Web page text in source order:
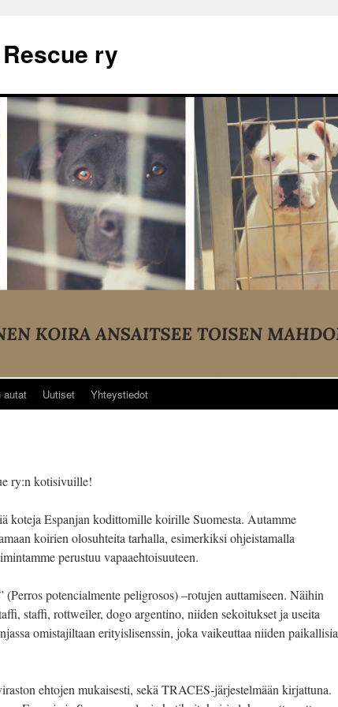
ry
autat Uutiset Yhteystiedot
ry:n kotisivuille!
koteja Espanjan kodittomille koirille Suomesta. Autamme
koirien olosuhteita tarhalla, esimerkiksi ohjeistamalla
perustuu vapaaehtoisuuteen.
potencialmente peligrosos) –rotujen auttamiseen. Näihin
staffi, rottweiler, dogo argentino, niiden sekoitukset ja useita
omistajiltaan erityislisenssin, joka vaikeuttaa niiden paikallisia
ehtojen mukaisesti, sekä TRACES-järjestelmään kirjattuna.